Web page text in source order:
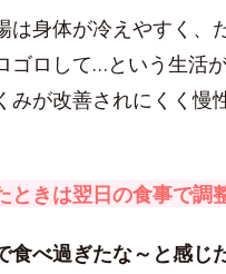
は身体が冷えやすく、
ゴロして…という生活
みが改善されにくく慢
ときは翌日の食事で調
食べ過ぎたな～と感じ